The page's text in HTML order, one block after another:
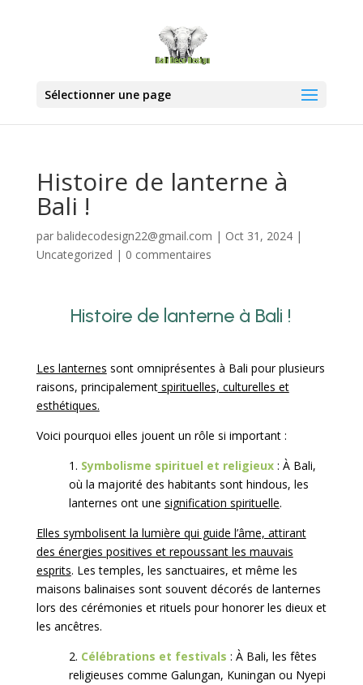
Sélectionner une page
Histoire de lanterne à
Bali !
par balidecodesign22@gmail.com | Oct 31, 2024|
Uncategorized | 0 commentaires
Histoire de lanterne à Bali !
Les lanternes sont omniprésentes à Bali pour plusieurs
raisons, principalementspirituelles, culturelles et
esthétiques.
Voici pourquoi elles jouent un rôle si important :
1. Symbolisme spirituel et religieux: À Bali,
où la majorité des habitants sont hindous, les
lanternes ont une signification spirituelle.
Elles symbolisent la lumière qui guide l’âme, attirant
des énergies positives et repoussant les mauvais
esprits. Les temples, les sanctuaires, et même les
maisons balinaises sont souvent décorés de lanternes
lors des cérémonies et rituels pour honorer les dieux et
les ancêtres.
2. Célébrations et festivals : À Bali, les fêtes
religieuses comme Galungan, Kuningan ou Nyepi